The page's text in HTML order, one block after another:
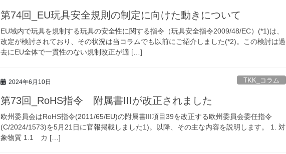
第74回_EU玩具安全規則の制定に向けた動きについて
EU域内で玩具を規制する玩具の安全性に関する指令（玩具安全指令2009/48/EC）(*1)は、
改定が検討されており、その状況は当コラムでも以前にご紹介しました(*2)。この検討は過
去にEU全体で一貫性のない規制改正が適 […]
2024年6月10日 TKK_コラム
第73回_RoHS指令 附属書IIIが改正されました
欧州委員会はRoHS指令(2011/65/EU)の附属書III項目39を改正する欧州委員会委任指令
(C/2024/1573)を5月21日に官報掲載しました1)。以降、その主な内容を説明します。 1. 対
象物質 1.1 カ […]